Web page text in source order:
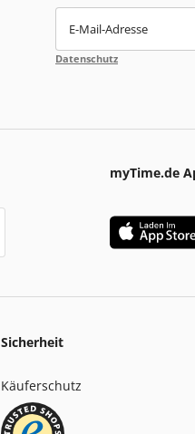
E-Mail-Adresse
Datenschutz
myTime.de
Sicherheit
Käuferschutz